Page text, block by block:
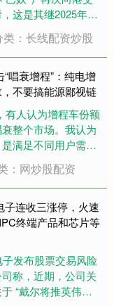
这是其继2025年12
兵支持的西贝贾国
西贝的上市步伐也
现了。 业绩三年
类：长线配资炒股
唱衰增程”：纯电增
不要搞能源鄙视链
有人认为增程车份额
整个市场。我认为
满足不同用户需
长途和野外使用汽
偏好。”6月17日，
想发文驳斥“新能源
：网炒股配资
子连收三涨停，火速
终端产品和芯片等
发布股票交易风险
称，近期，公司关
“戴尔将推英伟达